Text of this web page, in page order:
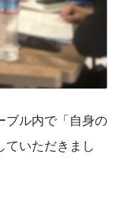
ブル内で「自身の
ていただきまし